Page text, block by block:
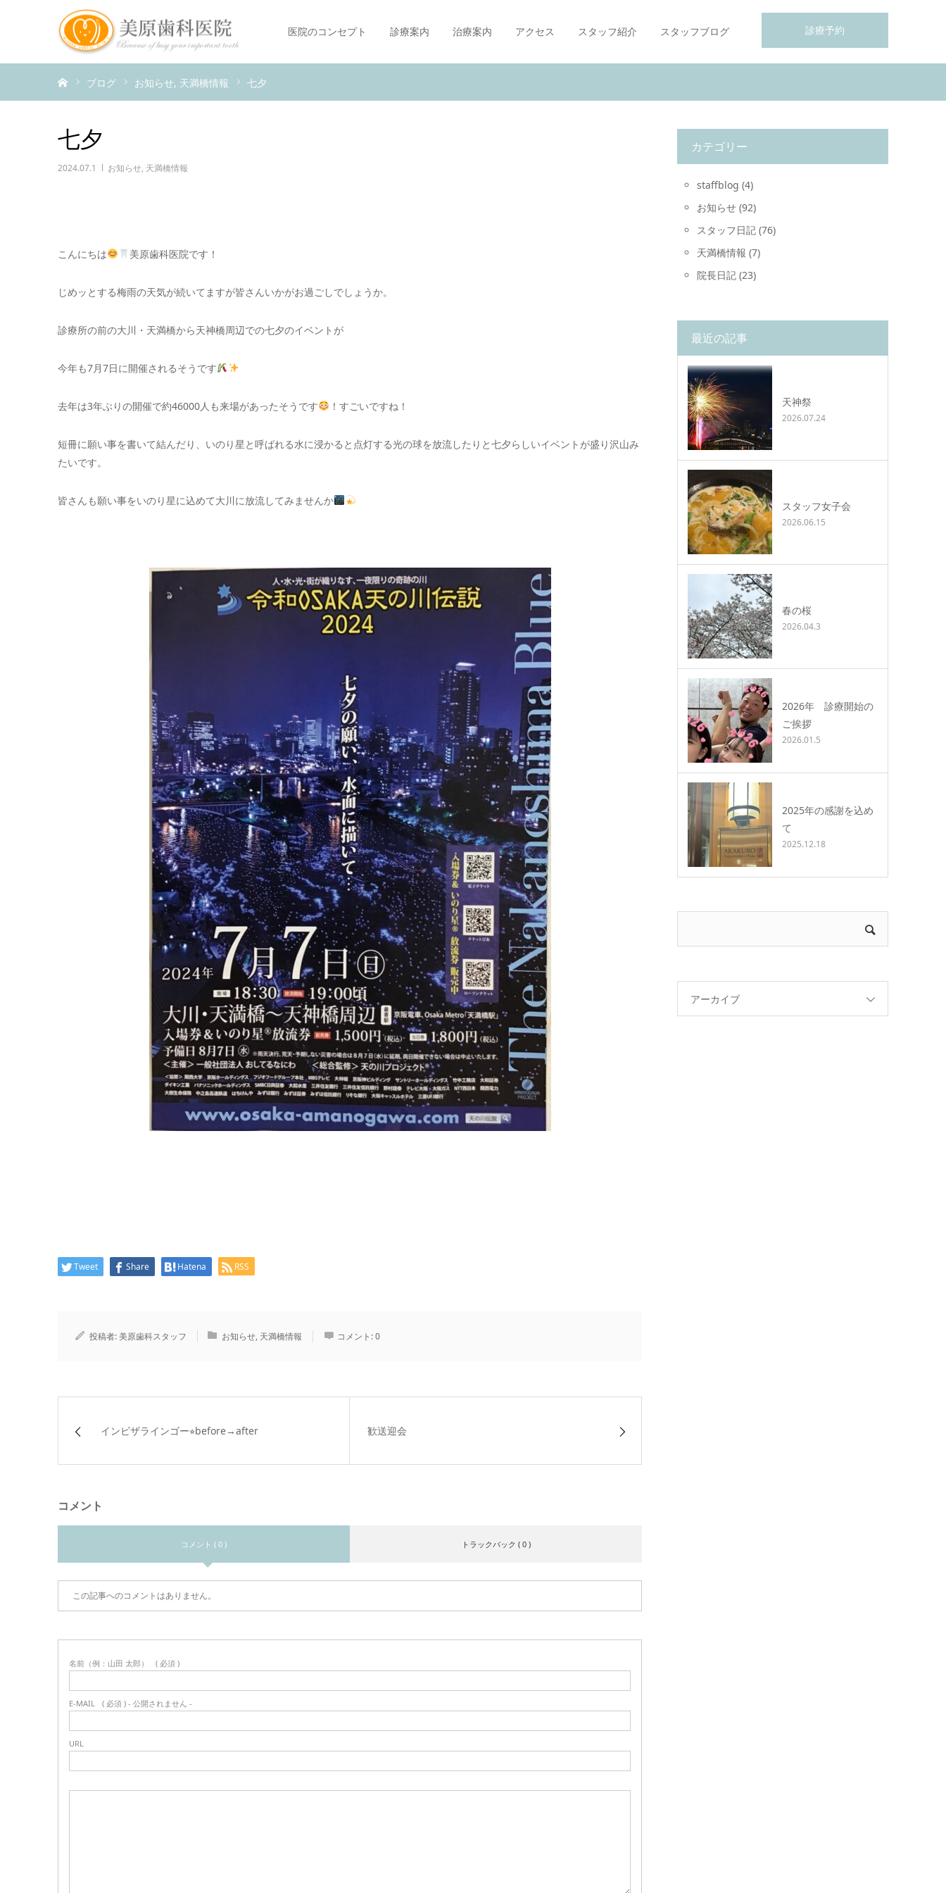
診療予約
医院のコンセプト 診療案内 治療案内 アクセス スタッフ紹介 スタッフブログ
ブログ お知らせ 天満橋情報 七夕
七夕
2024.07.1 お知らせ, 天満橋情報
こんにちは 美原歯科医院です！
じめッとする梅雨の天気が続いてますが皆さんいかがお過ごしでしょうか。
診療所の前の大川・天満橋から天神橋周辺での七夕のイベントが
今年も7月7日に開催されるそうです
去年は3年ぶりの開催で約46000人も来場があったそうです ！すごいですね！
短冊に願い事を書いて結んだり、いのり星と呼ばれる水に浸かると点灯する光の球を放流したりと七夕らしいイベントが盛り沢山み
たいです。
皆さんも願い事をいのり星に込めて大川に放流してみませんか
Tweet Share Hatena RSS
投稿者:美原歯科スタッフ お知らせ, 天満橋情報 コメント:0
インビザラインゴー⭐︎before→after 歓送迎会
コメント
コメント ( 0 ) トラックバック ( 0 )
この記事へのコメントはありません。
名前（例：山田 太郎） ( 必須 )
E-MAIL ( 必須 ) - 公開されません -
URL
カテゴリー
staffblog (4)
お知らせ (92)
スタッフ日記 (76)
天満橋情報 (7)
院長日記 (23)
最近の記事
天神祭
2026.07.24
スタッフ女子会
2026.06.15
春の桜
2026.04.3
2026年 診療開始の
ご挨拶
2026.01.5
2025年の感謝を込め
て
2025.12.18
アーカイブ